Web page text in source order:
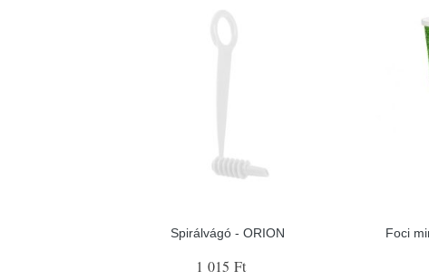
Spirálvágó - ORION
1 015 Ft
Foci